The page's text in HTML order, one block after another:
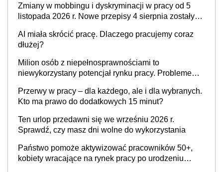
Zmiany w mobbingu i dyskryminacji w pracy od 5
listopada 2026 r. Nowe przepisy 4 sierpnia zostały
AI miała skrócić pracę. Dlaczego pracujemy coraz
dłużej?
Milion osób z niepełnosprawnościami to
niewykorzystany potencjał rynku pracy. Problemem
refundacji, ale bariery po stronie systemu i
świadomości pracodawców [WYWIAD]
Przerwy w pracy – dla każdego, ale i dla wybranych.
Kto ma prawo do dodatkowych 15 minut?
Ten urlop przedawni się we wrześniu 2026 r.
Sprawdź, czy masz dni wolne do wykorzystania
Państwo pomoże aktywizować pracowników 50+,
kobiety wracające na rynek pracy po urodzeniu